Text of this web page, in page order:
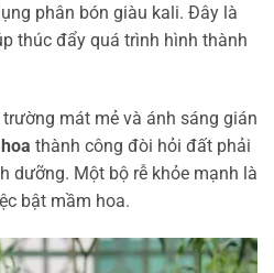
phân bón giàu kali. Đây là
thúc đẩy quá trình hình thành
mát mẻ và ánh sáng gián
thành công đòi hỏi đất phải
dưỡng. Một bộ rễ khỏe mạnh là
bật mầm hoa.